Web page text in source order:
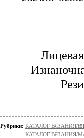
Рубрики: КАТАЛОГ ВЯЗАНИЯ/
КАТАЛОГ ВЯЗАНИЯ/